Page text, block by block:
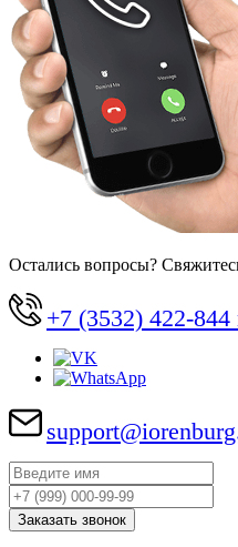
Остались вопросы?
+7 (3532) 422-844